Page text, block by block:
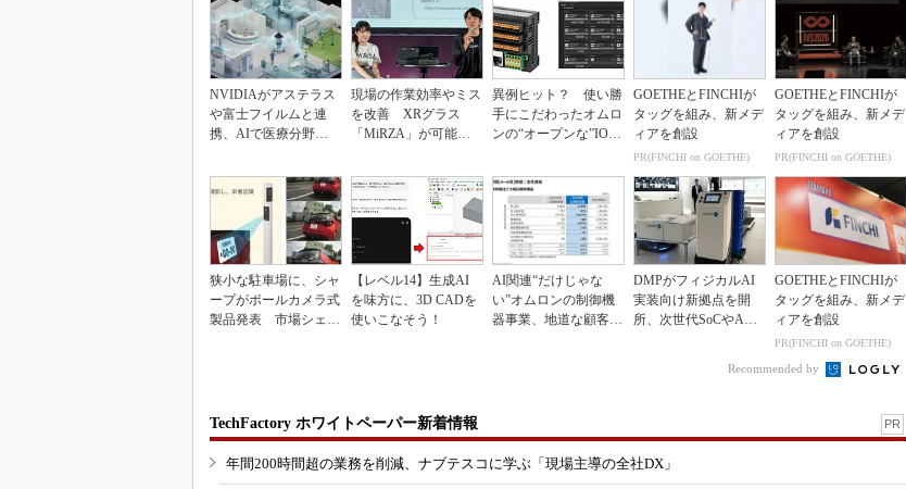
NVIDIAがアステラス
や富士フイルムと連
携、AIで医療分野支
現場の作業効率やミス
を改善 XRグラス
「MiRZA」が可能に
の...
異例ヒット？ 使い勝
手にこだわったオムロ
ンの“オープンな”IO-L
GOETHEとFINCHIが
タッグを組み、新メデ
ィアを創設
PR(FINCHI on GOETHE)
GOETHEとFINCHIが
タッグを組み、新メデ
ィアを創設
PR(FINCHI on GOETHE)
狭小な駐車場に、シャ
ープがポールカメラ式
製品発表 市場シェア
【レベル14】生成AI
を味方に、3D CADを
使いこなそう！
AI関連“だけじゃな
い”オムロンの制御機
器事業、地道な顧客基
DMPがフィジカルAI
実装向け新拠点を開
所、次世代SoCやAM
GOETHEとFINCHIが
タッグを組み、新メデ
ィアを創設
PR(FINCHI on GOETHE)
Recommended by
TechFactory ホワイトペーパー新着情報 PR
年間200時間超の業務を削減、ナブテスコに学ぶ「現場主導の全社DX」